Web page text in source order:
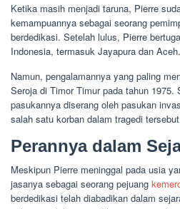
Ketika masih menjadi taruna, Pierre
kemampuannya sebagai seorang
berdedikasi. Setelah lulus, Pierre
Indonesia, termasuk Jayapura dan Aceh.
Namun, pengalamannya yang paling
Seroja di Timor Timur pada tahun 1975.
pasukannya diserang oleh pasukan
salah satu korban dalam tragedi
Perannya dalam
Meskipun Pierre meninggal pada usia
jasanya sebagai seorang pejuang
berdedikasi telah diabadikan dalam